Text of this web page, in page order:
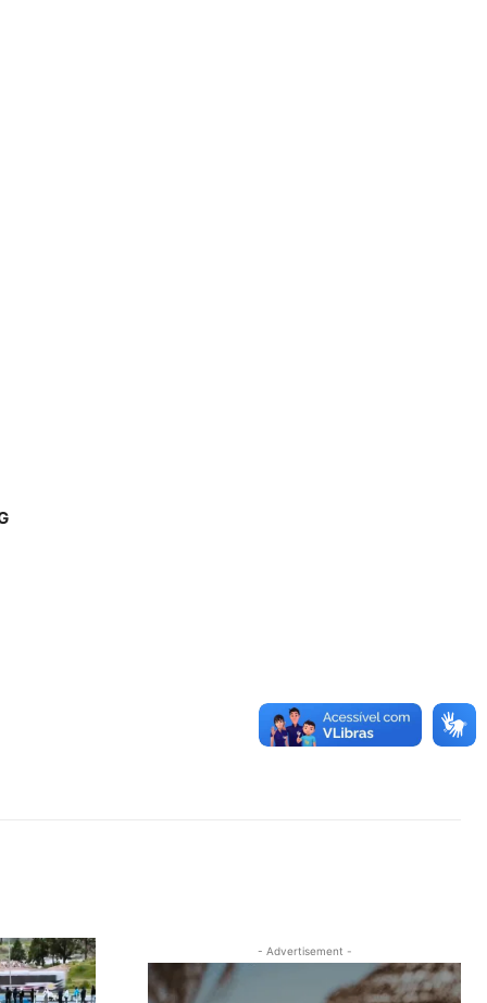
- Advertisement -